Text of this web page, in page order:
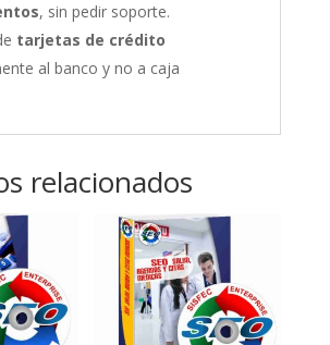
, sin pedir soporte.
tarjetas de crédito
al banco y no a caja
relacionados